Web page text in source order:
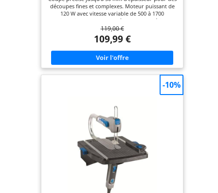
découpes fines et complexes. Moteur puissant de
120 W avec vitesse variable de 500 à 1700
coups/min pour s’adapter à tous les matériaux.
Table inclinable jusqu’à 45° pour réaliser des
coupes en biseau et formes angulaires.
Changement rapide de lame grâce au système de
serrage rapide, compatible avec lames à broche et
standard. Éclairage LED flexible pour une visibilité
optimale de la zone de travail. Soufflerie flexible
intégrée qui maintient la zone de coupe propre et
de pièce pour un guidage sûr et précis du
matériau pendant la découpe. Rangement intégré
Fonctionnement à faible vibration garantissant un
travail précis et confortable.
119,00 €
109,99 €
-10%